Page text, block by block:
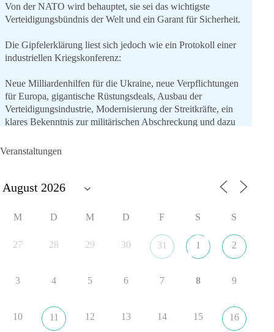
Von der NATO wird behauptet, sie sei das wichtigste
Verteidigungsbündnis der Welt und ein Garant für Sicherheit.
Die Gipfelerklärung liest sich jedoch wie ein Protokoll einer
industriellen Kriegskonferenz:
Neue Milliardenhilfen für die Ukraine, neue Verpflichtungen
für Europa, gigantische Rüstungsdeals, Ausbau der
Verteidigungsindustrie, Modernisierung der Streitkräfte, ein
klares Bekenntnis zur militärischen Abschreckung und dazu
aus der NATO. Ein Gipfel, der mehr nach Rüstungsdeal als
nach Friedenspolitik klingt, wird niemals Sicherheit schaffen,
#NATO
Veranstaltungen
M D M D F S S
27 28 29 30 31 1 2
3 4 5 6 7 8 9
10 11 12 13 14 15 16